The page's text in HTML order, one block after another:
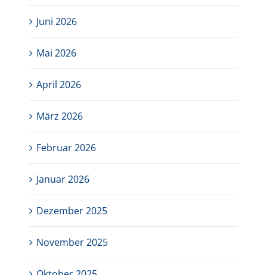
Juni 2026
Mai 2026
April 2026
März 2026
Februar 2026
Januar 2026
Dezember 2025
November 2025